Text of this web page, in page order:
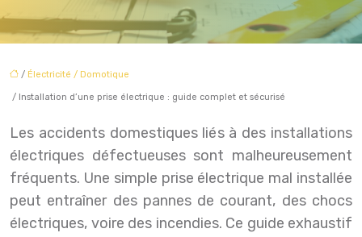
/ Électricité / Domotique
/ Installation d’une prise électrique : guide complet et sécurisé
Les accidents domestiques liés à des installations
électriques défectueuses sont malheureusement
fréquents. Une simple prise électrique mal installée
peut entraîner des pannes de courant, des chocs
électriques, voire des incendies. Ce guide exhaustif